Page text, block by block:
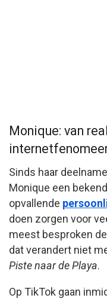
Monique: van
Sinds haar
Monique een
opvallende
doen zorgen voor
meest besproken
dat verandert niet
Piste naar de Playa.
Op TikTok gaan